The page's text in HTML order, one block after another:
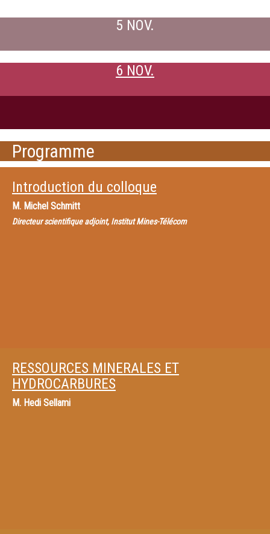
5 NOV.
6 NOV.
Programme
Introduction du colloque
M. Michel Schmitt
Directeur scientifique adjoint, Institut Mines-Télécom
RESSOURCES MINERALES ET
HYDROCARBURES
M. Hedi Sellami